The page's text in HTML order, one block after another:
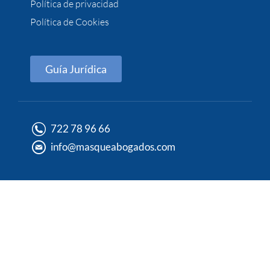
Política de privacidad
Política de Cookies
Guía Jurídica
722 78 96 66
info@masqueabogados.com